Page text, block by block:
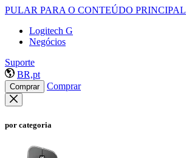
PULAR PARA O CONTEÚDO PRINCIPAL
Logitech G
Negócios
Suporte
BR,pt
Comprar Comprar
por categoria